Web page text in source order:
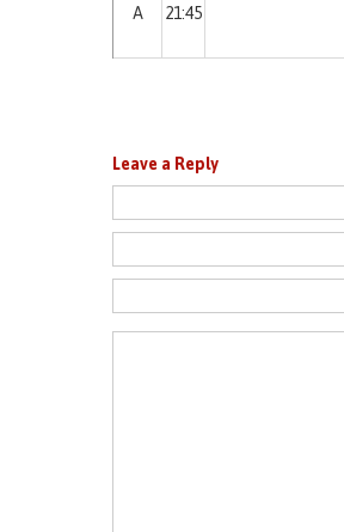
A
21:45
Leave a Reply